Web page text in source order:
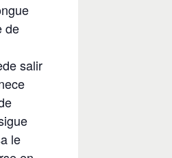
de
salir
le